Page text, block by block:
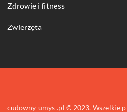
Zdrowie i fitness
Zwierzęta
cudowny-umysl.pl © 2023. Wszelkie